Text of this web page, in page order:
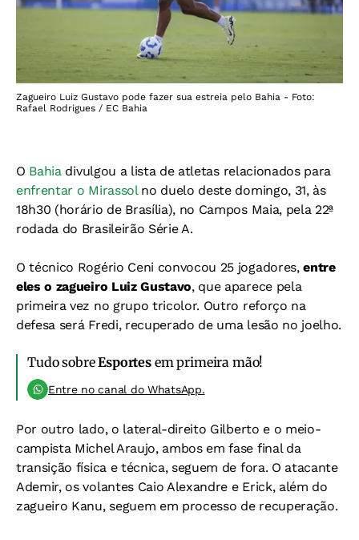
Zagueiro Luiz Gustavo pode fazer sua estreia pelo Bahia - Foto:
Rafael Rodrigues / EC Bahia
O Bahia divulgou a lista de atletas relacionados para
enfrentar o Mirassol no duelo deste domingo, 31, às
18h30 (horário de Brasília), no Campos Maia, pela 22ª
rodada do Brasileirão Série A.
O técnico Rogério Ceni convocou 25 jogadores,entre
eles o zagueiro Luiz Gustavo, que aparece pela
primeira vez no grupo tricolor. Outro reforço na
defesa será Fredi, recuperado de uma lesão no joelho.
Tudo sobreEsportesem primeira mão!
Entre no canal do WhatsApp.
Por outro lado, o lateral-direito Gilberto e o meio-
campista Michel Araujo, ambos em fase final da
transição física e técnica, seguem de fora. O atacante
Ademir, os volantes Caio Alexandre e Erick, além do
zagueiro Kanu, seguem em processo de recuperação.